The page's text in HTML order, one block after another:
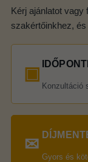
Kérj ajánlatot vagy
szakértőinkhez,
▣
Konzultáció
✉
Gyors és